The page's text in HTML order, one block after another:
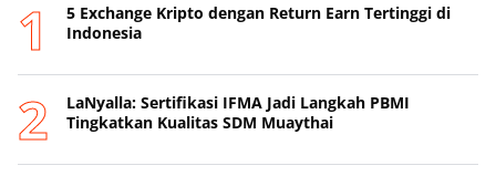
5 Exchange Kripto dengan Return Earn Tertinggi di
Indonesia
LaNyalla: Sertifikasi IFMA Jadi Langkah PBMI
Tingkatkan Kualitas SDM Muaythai